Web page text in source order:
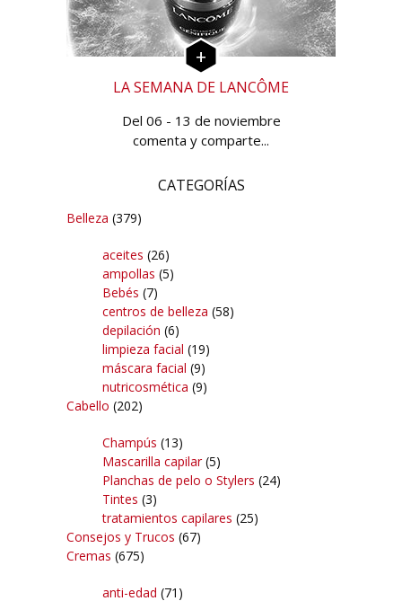
LA SEMANA DE LANCÔME
Del 06 - 13 de noviembre
comenta y comparte...
CATEGORÍAS
Belleza (379)
aceites (26)
ampollas (5)
Bebés (7)
centros de belleza (58)
depilación (6)
limpieza facial (19)
máscara facial (9)
nutricosmética (9)
Cabello (202)
Champús (13)
Mascarilla capilar(5)
Planchas de pelo o Stylers (24)
Tintes (3)
tratamientos capilares (25)
Consejos y Trucos (67)
Cremas (675)
anti-edad (71)